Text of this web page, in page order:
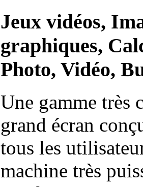
Jeux vidéos,
graphiques,
Photo, Vidéo,
Une gamme très
grand écran
tous les
machine très